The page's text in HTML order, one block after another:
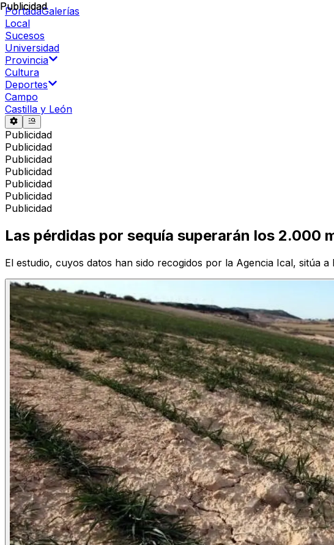
PortadaGalerías
Local
Sucesos
Universidad
Provincia
Cultura
Deportes
Campo
Castilla y León
Publicidad
Publicidad
Publicidad
Publicidad
Publicidad
Publicidad
Publicidad
Publicidad
Las pérdidas por sequía superarán los 2.000
El estudio, cuyos datos han sido recogidos por la Agencia Ical, sitúa
Publicidad